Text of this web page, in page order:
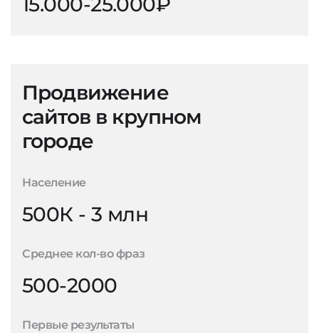
Продвижение
сайтов в крупном
городе
Население
500К - 3 млн
Среднее кол-во фраз
500-2000
Первые результаты